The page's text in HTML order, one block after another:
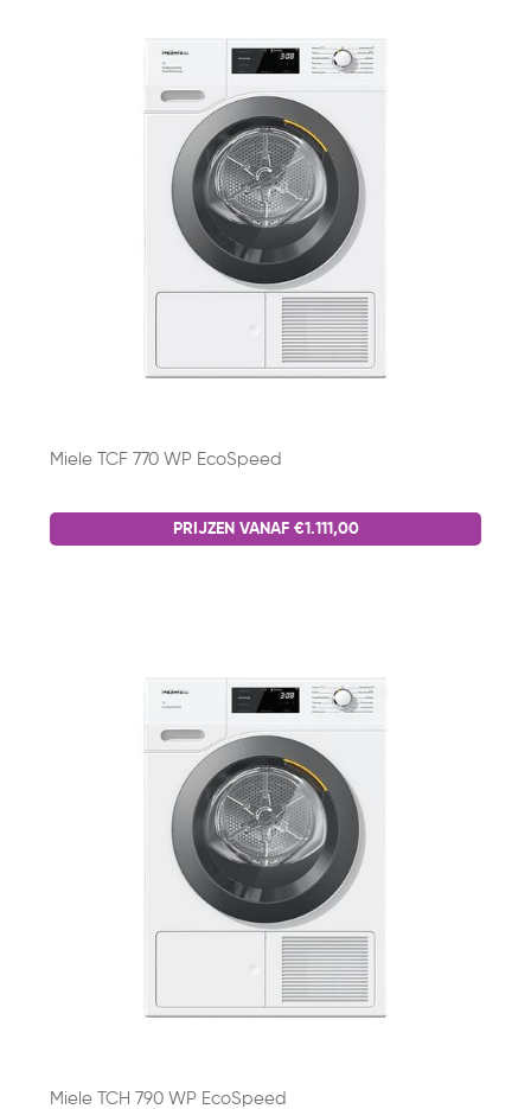
Miele TCF 770 WP EcoSpeed
PRIJZEN VANAF €1.111,00
Miele TCH 790 WP EcoSpeed